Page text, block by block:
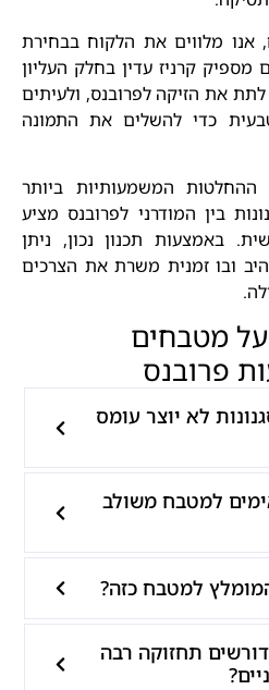
מלווים את הלקוח בבחירת
מספיק קרניז עדין בחלק העליון
לתת את הזיקה לפרובנס, ולעיתים
כדי להשלים את התמונה
המשמעותיות ביותר
בין המודרני לפרובנס מציע
באמצעות תכנון נכון, ניתן
ובו זמנית משרת את הצרכים
מטבחים
פרובנס
לא יוצר עומס
למטבח משולב
למטבח כזה?
תחזוקה רבה